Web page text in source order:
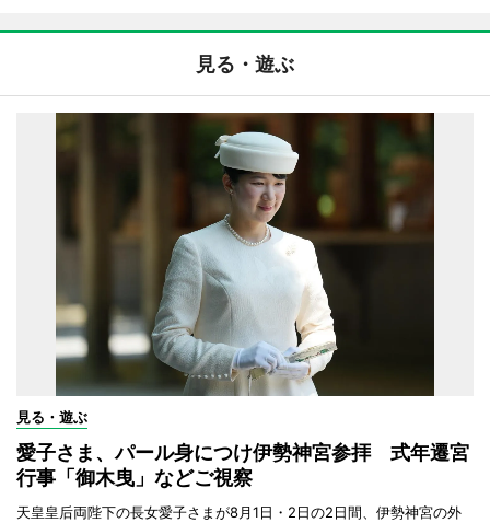
見る・遊ぶ
見る・遊ぶ
愛子さま、パール身につけ伊勢神宮参拝 式年遷宮
行事「御木曳」などご視察
天皇皇后両陛下の長女愛子さまが8月1日・2日の2日間、伊勢神宮の外